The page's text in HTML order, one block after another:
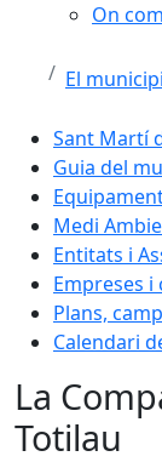
On
El municipi
Sant Martí
Guia del
Medi
Entitats i
Empreses i
Plans,
Calendari
La
Totilau